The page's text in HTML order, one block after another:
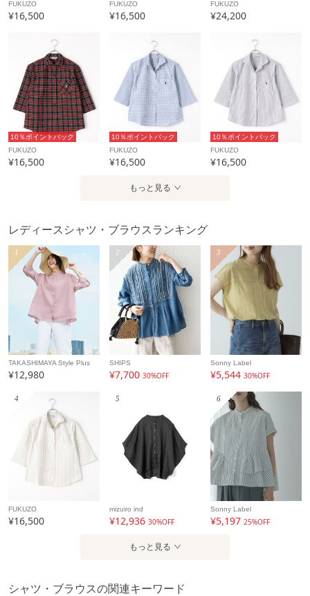
FUKUZO
¥16,500
FUKUZO
¥16,500
FUKUZO
¥24,200
10％ポイントバック
FUKUZO
¥16,500
10％ポイントバック
FUKUZO
¥16,500
10％ポイントバック
FUKUZO
¥16,500
もっと見る
レディースシャツ・ブラウスランキング
1
TAKASHIMAYA Style Plus
¥12,980
2
SHIPS
¥7,70030%OFF
3
Sonny Label
¥5,54430%OFF
4
FUKUZO
¥16,500
5
mizuiro ind
¥12,93630%OFF
6
Sonny Label
¥5,19725%OFF
もっと見る
シャツ・ブラウスの関連キーワード